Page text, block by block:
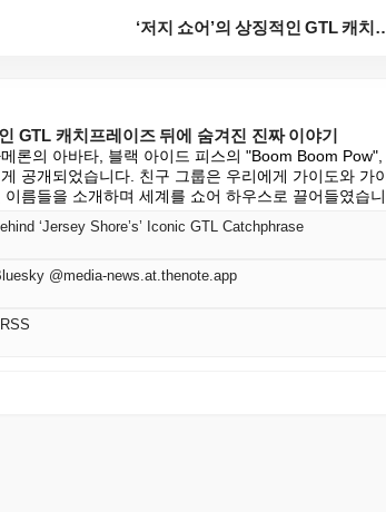
‘저지 쇼어’의 상징적인
GTL 캐치프레이즈 뒤에 숨겨진 진짜 이야기
론의 아바타, 블랙 아이드 피스의 "Boom Boom
공개되었습니다. 친구 그룹은 우리에게 가이도와 가
름들을 소개하며 세계를 쇼어 하우스로 끌어들였습니
‘Jersey Shore’s’ Iconic GTL Catchphrase
@media-news.at.thenote.app